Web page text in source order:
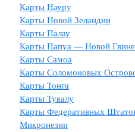
Карты Науру
Карты Новой Зеландии
Карты Палау
Карты Папуа — Новой
Карты Самоа
Карты Соломоновых
Карты Тонга
Карты Тувалу
Карты Федеративных
Микронезии